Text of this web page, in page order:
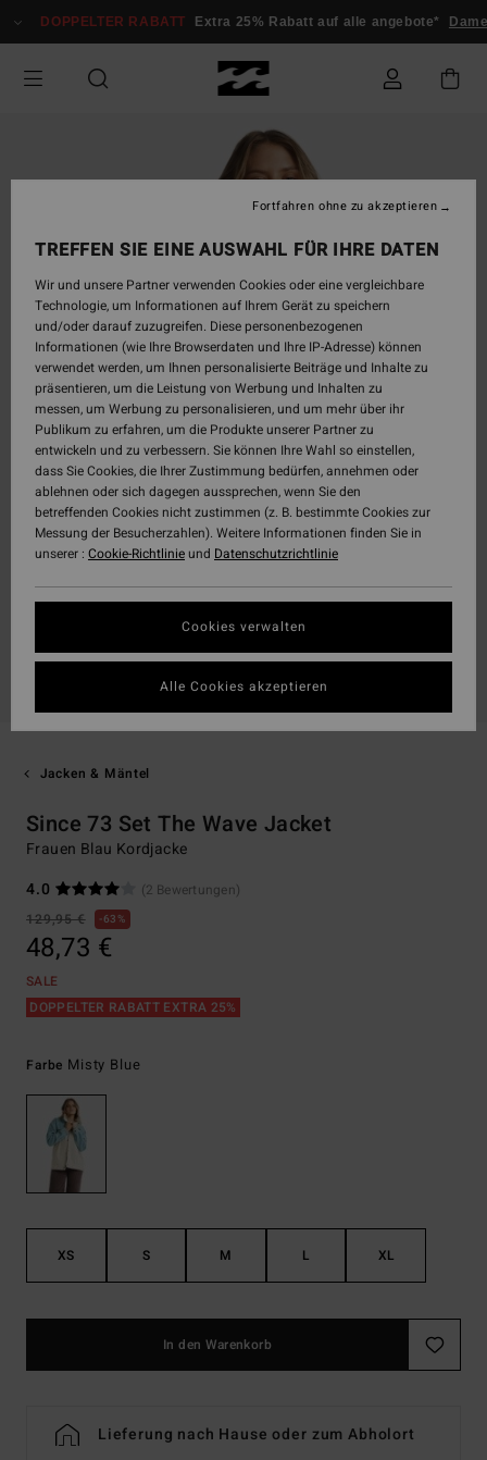
zur
springen
DOPPELTER RABATT Extra 25% Rabatt auf alle angebote*
Jacken & Mäntel
Since 73 Set The Wave Jacket
Frauen Blau Kordjacke
4.0
(2 Bewertungen)
129,95 €
63%
48,73 €
SALE
DOPPELTER RABATT EXTRA 25%
Farbe Misty Blue
XS S M L XL
In den Warenkorb
Lieferung nach Hause oder zum Abholort
TREFFEN SIE EINE AUSWAHL FÜR IHRE DATEN
Wir und unsere Partner verwenden Cookies oder eine vergleichbare
Technologie, um Informationen auf Ihrem Gerät zu speichern
und/oder darauf zuzugreifen. Diese personenbezogenen
Informationen (wie Ihre Browserdaten und Ihre IP-Adresse) können
verwendet werden, um Ihnen personalisierte Beiträge und Inhalte zu
präsentieren, um die Leistung von Werbung und Inhalten zu
messen, um Werbung zu personalisieren, und um mehr über ihr
Publikum zu erfahren, um die Produkte unserer Partner zu
entwickeln und zu verbessern. Sie können Ihre Wahl so einstellen,
dass Sie Cookies, die Ihrer Zustimmung bedürfen, annehmen oder
ablehnen oder sich dagegen aussprechen, wenn Sie den
betreffenden Cookies nicht zustimmen (z. B. bestimmte Cookies zur
Messung der Besucherzahlen). Weitere Informationen finden Sie in
unserer : Cookie-Richtlinieund Datenschutzrichtlinie
Cookies verwalten
Fortfahren ohne zu akzeptieren
Alle Cookies akzeptieren